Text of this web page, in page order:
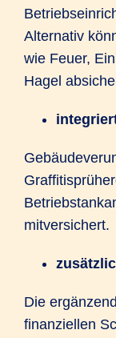
Alternativ
wie Feuer,
Hagel
mitversichert.
Die
finanziellen